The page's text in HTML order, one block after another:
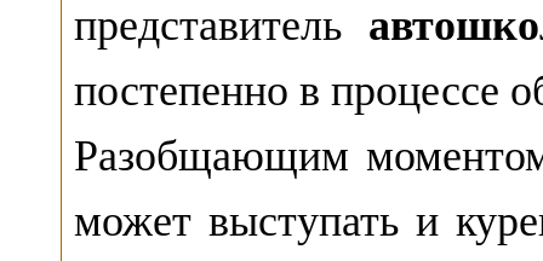
представитель
постепенно в процессе
Разобщающим
может выступать и